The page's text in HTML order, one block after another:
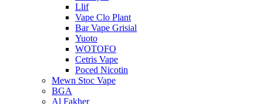
Llif
Vape Clo Plant
Bar Vape Grisial
Yuoto
WOTOFO
Cetris Vape
Poced Nicotin
Mewn Stoc Vape
BGA
Al Fakher